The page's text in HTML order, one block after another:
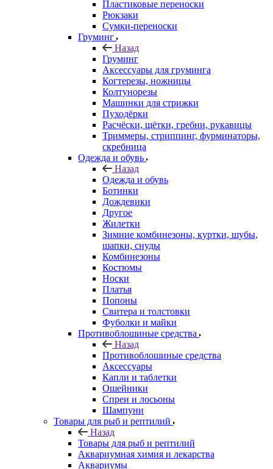
Пластиковые переноски
Рюкзаки
Сумки-переноски
Груминг
Назад
Груминг
Аксессуары для груминга
Когтерезы, ножницы
Колтунорезы
Машинки для стрижки
Пуходёрки
Расчёски, щётки, гребни, рукавицы
Триммеры, стриппинг, фурминаторы,
скребница
Одежда и обувь
Назад
Одежда и обувь
Ботинки
Дождевики
Другое
Жилетки
Зимние комбинезоны, куртки, шубы,
шапки, снуды
Комбинезоны
Костюмы
Носки
Платья
Попоны
Свитера и толстовки
Фуболки и майки
Противоблошиные средства
Назад
Противоблошиные средства
Аксессуары
Капли и таблетки
Ошейники
Спреи и лосьоны
Шампуни
Товары для рыб и рептилий
Назад
Товары для рыб и рептилий
Аквариумная химия и лекарства
Аквариумы